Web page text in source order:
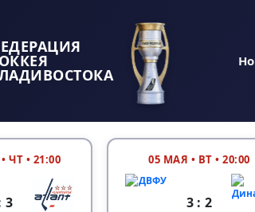
• ЧТ • 21:00
3
05 МАЯ • ВТ • 20:00
3 : 2